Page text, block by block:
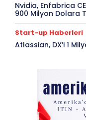
Nvidia, Enfabrica
900 Milyon Dolara
Start-up Haberleri
Atlassian, DX’i 1